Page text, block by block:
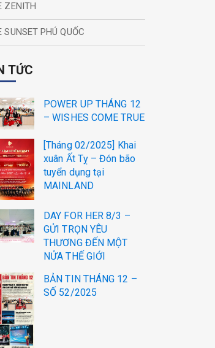
ZENITH
SUNSET PHÚ QUỐC
TỨC
POWER UP THÁNG 12
– WISHES COME TRUE
[Tháng 02/2025] Khai
xuân Ất Tỵ – Đón bão
tuyển dụng tại
MAINLAND
DAY FOR HER 8/3 –
GỬI TRỌN YÊU
THƯƠNG ĐẾN MỘT
NỬA THẾ GIỚI
BẢN TIN THÁNG 12 –
SỐ 52/2025